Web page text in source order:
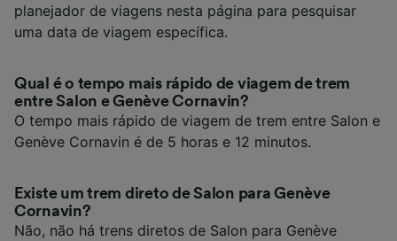
planejador de viagens nesta página para pesquisar
uma data de viagem específica.
Qual é o tempo mais rápido de viagem de trem
entre Salon e Genève Cornavin?
O tempo mais rápido de viagem de trem entre Salon e
Genève Cornavin é de 5 horas e 12 minutos.
Existe um trem direto de Salon para Genève
Cornavin?
Não, não há trens diretos de Salon para Genève